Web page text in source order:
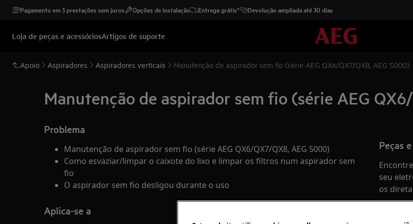
Pagamento em 3 prestações sem juros Opções de instalação Entrega grátis* Devolução ampliada até 30 dias
Loja de peças e acessóriosArtigos de suporte
Apoio Aspiradores Aspiradores verticais Manutenção de aspirador sem fio (série AEG QX6/QX7/QX8, AEG 5000)
Manutenção de aspirador sem fio (série AEG
Problema
Manutenção de aspirador sem fio (série AEG QX6/QX7/QX8, AEG 5000)
Como esvaziar/limpar o caixote do lixo e limpar os filtros num aspirador sem
fio
O aspirador sem fio desligou durante o uso
Aplica-se a
Peças
seu
os